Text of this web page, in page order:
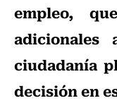
empleo,
ciudadanía
decisión en